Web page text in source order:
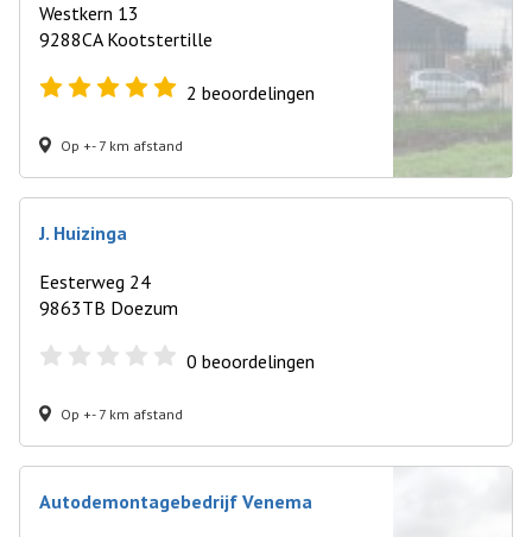
Westkern 13
9288CA Kootstertille
2 beoordelingen
Op +- 7 km afstand
J. Huizinga
Eesterweg 24
9863TB Doezum
0 beoordelingen
Op +- 7 km afstand
Autodemontagebedrijf Venema